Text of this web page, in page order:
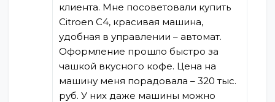
клиента. Мне посоветовали купить
Citroen C4, красивая машина,
удобная в управлении – автомат.
Оформление прошло быстро за
чашкой вкусного кофе. Цена на
машину меня порадовала – 320 тыс.
руб. У них даже машины можно